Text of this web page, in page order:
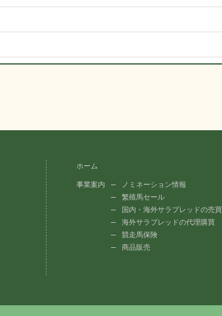
ホーム
事業案内
ノミネーション情報
繁殖馬セール
国内・海外サラブレッドの売買
海外サラブレッドの代理購買
競走馬保険
商品販売